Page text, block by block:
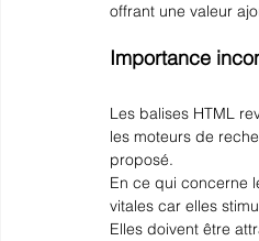
offrant une valeur
Importance
Les balises HTML
les moteurs de
proposé.
En ce qui concerne
vitales car elles
Elles doivent être